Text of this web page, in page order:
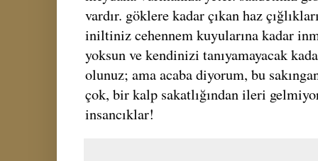
vardır. göklere kadar çıkan haz
iniltiniz cehennem kuyularına kadar
yoksun ve kendinizi tanıyamayacak
olunuz; ama acaba diyorum, bu
çok, bir kalp sakatlığından ileri
insancıklar!